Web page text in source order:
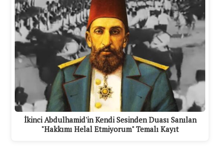
İkinci Abdulhamid'in Kendi Sesinden Duası Sanılan
"Hakkımı Helal Etmiyorum" Temalı Kayıt